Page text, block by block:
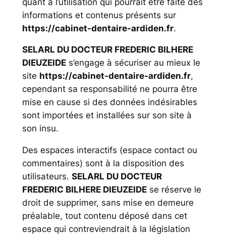
informations et contenus présents sur
https://cabinet-dentaire-ardiden.fr.
SELARL DU DOCTEUR FREDERIC BILHERE
DIEUZEIDEs’engage à sécuriser au mieux le
site https://cabinet-dentaire-ardiden.fr,
cependant sa responsabilité ne pourra être
mise en cause si des données indésirables
sont importées et installées sur son site à
son insu.
Des espaces interactifs (espace contact ou
commentaires) sont à la disposition des
utilisateurs. SELARL DU DOCTEUR
FREDERIC BILHERE DIEUZEIDEse réserve le
droit de supprimer, sans mise en demeure
préalable, tout contenu déposé dans cet
espace qui contreviendrait à la législation